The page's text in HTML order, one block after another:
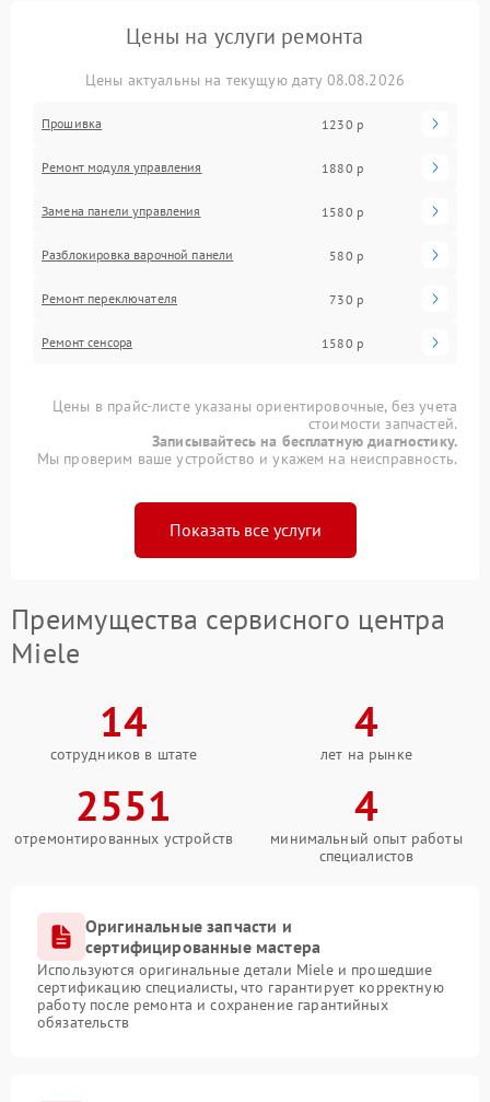
Цены на услуги ремонта
Цены актуальны на текущую дату 08.08.2026
Прошивка 1230 р
Ремонт модуля управления 1880 р
Замена панели управления 1580 р
Разблокировка варочной панели 580 р
Ремонт переключателя 730 р
Ремонт сенсора 1580 р
Цены в прайс-листе указаны ориентировочные, без учета
стоимости запчастей.
Записывайтесь на бесплатную диагностику.
Мы проверим ваше устройство и укажем на неисправность.
Показать все услуги
Преимущества сервисного центра
Miele
14
сотрудников в штате
4
лет на рынке
2551
отремонтированных устройств
4
минимальный опыт работы
специалистов
Оригинальные запчасти и
сертифицированные мастера
Используются оригинальные детали Miele и прошедшие
сертификацию специалисты, что гарантирует корректную
работу после ремонта и сохранение гарантийных
обязательств